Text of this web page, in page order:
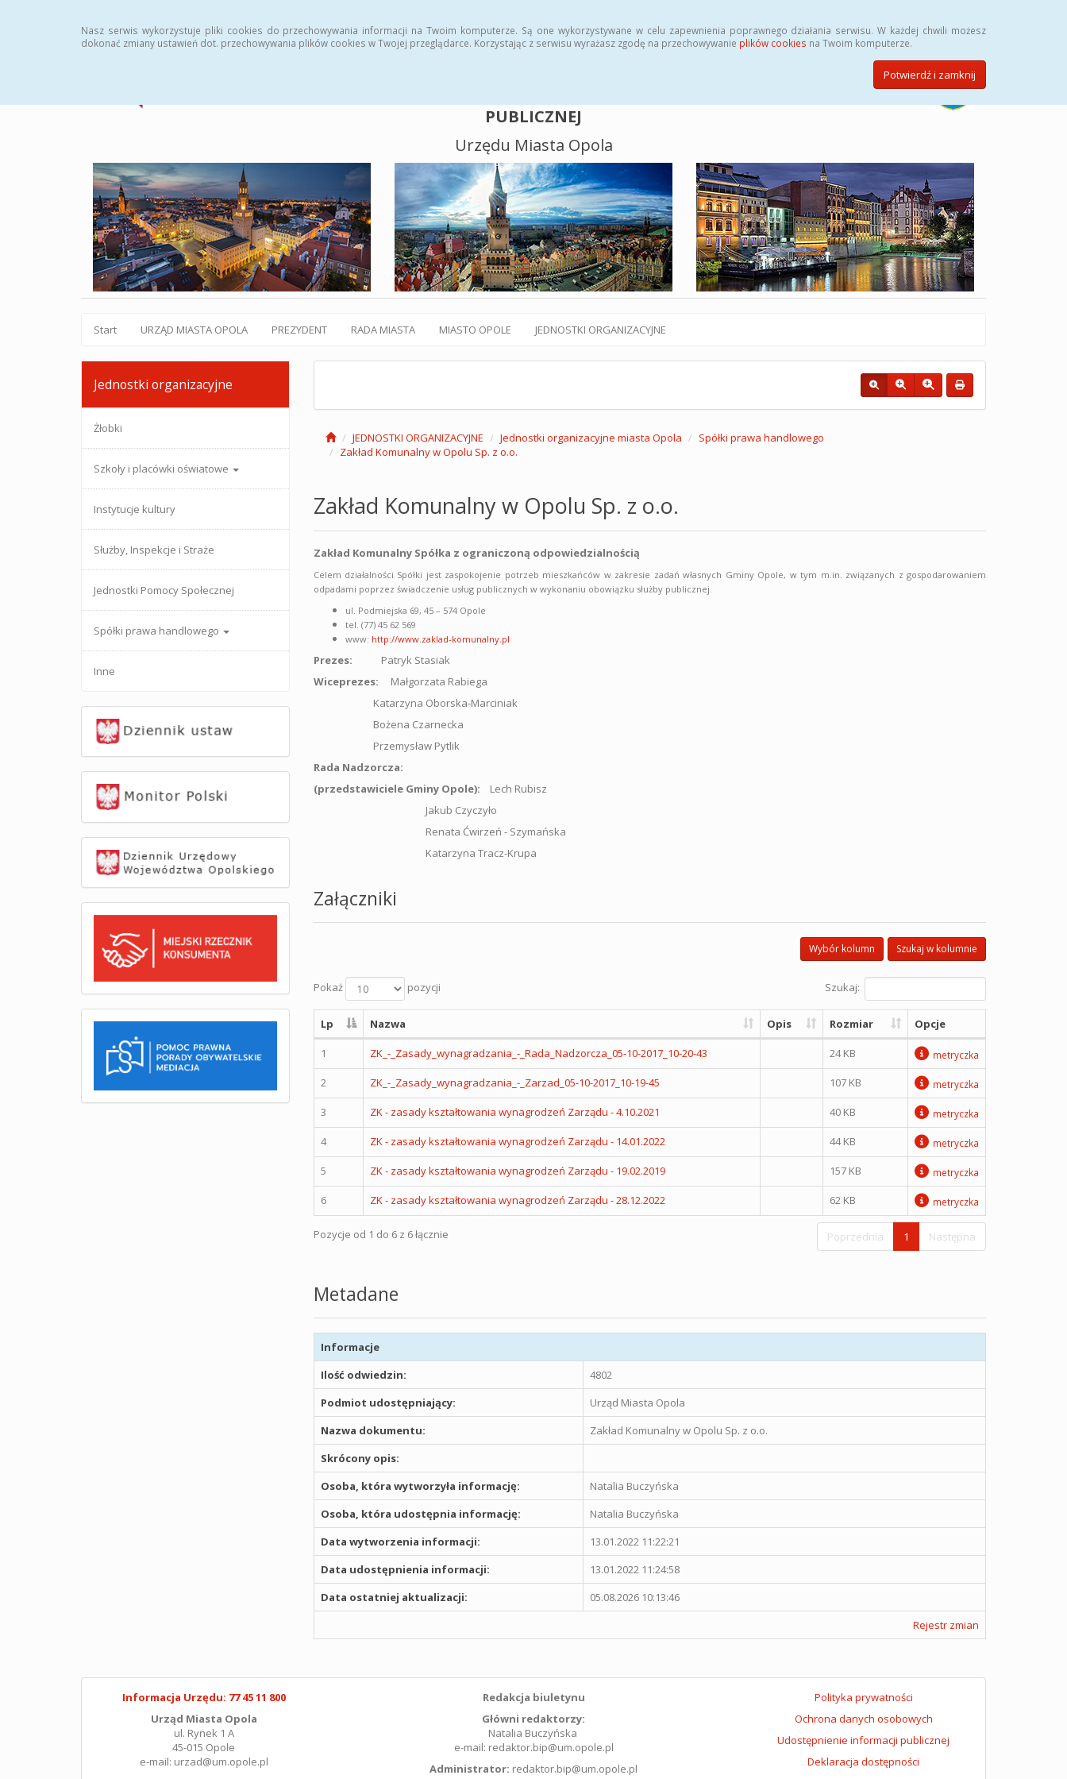
Nasz serwis wykorzystuje pliki cookies do przechowywania informacji na Twoim komputerze. Są one wykorzystywane w celu zapewnienia poprawnego działania serwisu. W każdej chwili możesz
dokonać zmiany ustawień dot. przechowywania plików cookies w Twojej przeglądarce. Korzystając z serwisu wyrażasz zgodę na przechowywanie plików cookies na Twoim komputerze.
Potwierdź i zamknij
PUBLICZNEJ
Urzędu Miasta Opola
Start URZĄD MIASTA OPOLA PREZYDENT RADA MIASTA MIASTO OPOLE JEDNOSTKI ORGANIZACYJNE
Jednostki organizacyjne
Żłobki
Szkoły i placówki oświatowe
Instytucje kultury
Służby, Inspekcje i Straże
Jednostki Pomocy Społecznej
Spółki prawa handlowego
Inne
JEDNOSTKI ORGANIZACYJNE Jednostki organizacyjne miasta Opola
Spółki prawa handlowego
Zakład Komunalny w Opolu Sp. z o.o.
Zakład Komunalny w Opolu Sp. z o.o.
Zakład Komunalny Spółka z ograniczoną odpowiedzialnością
Celem działalności Spółki jest zaspokojenie potrzeb mieszkańców w zakresie zadań własnych Gminy Opole, w tym m.in. związanych z gospodarowaniem
odpadami poprzez świadczenie usług publicznych w wykonaniu obowiązku służby publicznej.
ul. Podmiejska 69, 45 – 574 Opole
tel. (77) 45 62 569
www: http://www.zaklad-komunalny.pl
Prezes: Patryk Stasiak
Wiceprezes: Małgorzata Rabiega
Katarzyna Oborska-Marciniak
Bożena Czarnecka
Przemysław Pytlik
Rada Nadzorcza:
(przedstawiciele Gminy Opole): Lech Rubisz
Jakub Czyczyło
Renata Ćwirzeń - Szymańska
Katarzyna Tracz-Krupa
Załączniki
Szukaj w kolumnie
Wybór kolumn
Pokaż pozycji Szukaj:
Lp Nazwa Opis Rozmiar Opcje
1 ZK_-_Zasady_wynagradzania_-_Rada_Nadzorcza_05-10-2017_10-20-43 24 KB metryczka
2 ZK_-_Zasady_wynagradzania_-_Zarzad_05-10-2017_10-19-45 107 KB metryczka
3 ZK - zasady kształtowania wynagrodzeń Zarządu - 4.10.2021 40 KB metryczka
4 ZK - zasady kształtowania wynagrodzeń Zarządu - 14.01.2022 44 KB metryczka
5 ZK - zasady kształtowania wynagrodzeń Zarządu - 19.02.2019 157 KB metryczka
6 ZK - zasady kształtowania wynagrodzeń Zarządu - 28.12.2022 62 KB metryczka
Pozycje od 1 do 6 z 6 łącznie Poprzednia 1 Następna
Metadane
Informacje
Ilość odwiedzin:
4802
Podmiot udostępniający:
Urząd Miasta Opola
Nazwa dokumentu:
Zakład Komunalny w Opolu Sp. z o.o.
Skrócony opis:
Osoba, która wytworzyła informację:
Natalia Buczyńska
Osoba, która udostępnia informację:
Natalia Buczyńska
Data wytworzenia informacji:
13.01.2022 11:22:21
Data udostępnienia informacji:
13.01.2022 11:24:58
Data ostatniej aktualizacji:
05.08.2026 10:13:46
Rejestr zmian
Informacja Urzędu: 77 45 11 800
Urząd Miasta Opola
ul. Rynek 1 A
45-015 Opole
e-mail: urzad@um.opole.pl
Redakcja biuletynu
Główni redaktorzy:
Natalia Buczyńska
e-mail: redaktor.bip@um.opole.pl
Administrator: redaktor.bip@um.opole.pl
Polityka prywatności
Ochrona danych osobowych
Udostępnienie informacji publicznej
Deklaracja dostępności